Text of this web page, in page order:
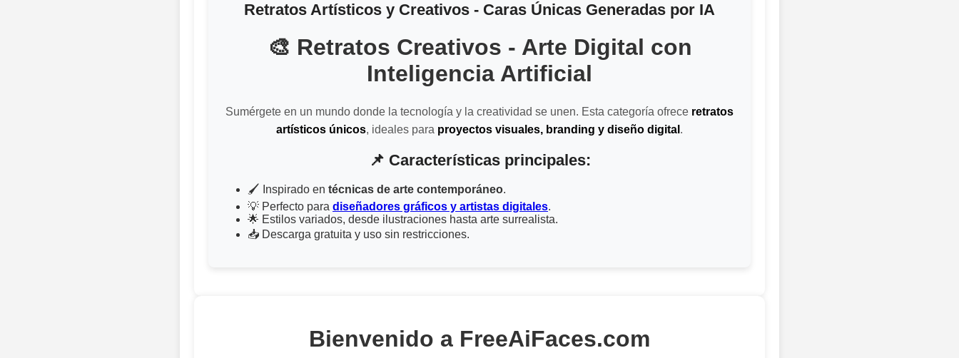
Retratos Artísticos y Creativos - Caras Únicas Generadas por IA
🎨 Retratos Creativos - Arte Digital con
Inteligencia Artificial
Sumérgete en un mundo donde la tecnología y la creatividad se unen. Esta categoría ofrece retratos
artísticos únicos, ideales para proyectos visuales, branding y diseño digital .
📌 Características principales:
🖌️ Inspirado en técnicas de arte contemporáneo.
💡 Perfecto para diseñadores gráficos y artistas digitales.
🌟 Estilos variados, desde ilustraciones hasta arte surrealista.
📥 Descarga gratuita y uso sin restricciones.
Bienvenido a FreeAiFaces.com